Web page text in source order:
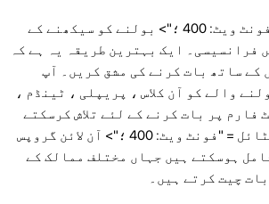
<اسپین اسٹائل = "فونٹ ویٹ: 400 ؛"> بولنے کو سیکھنے کے
فرانسیسی۔ ایک بہترین طریقہ یہ ہے کہ
کے ساتھ بات کرنے کی مشق کریں۔ آپ
والے کو آن کلاس ، پریپلی ، ٹینڈم ،
فارم پر بات کرنے کے لئے تلاش کرسکتے
ہیں۔ آپ <اسپین اسٹائل = "فونٹ ویٹ: 400 ؛"> آن لائن گروپس
ہوسکتے ہیں جہاں مختلف ممالک کے
چیت کرتے ہیں۔